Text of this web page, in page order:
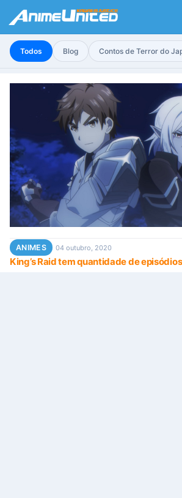
Todos Blog Contos de Terror do
ANIMES 04 outubro, 2020
King’s Raid tem quantidade de